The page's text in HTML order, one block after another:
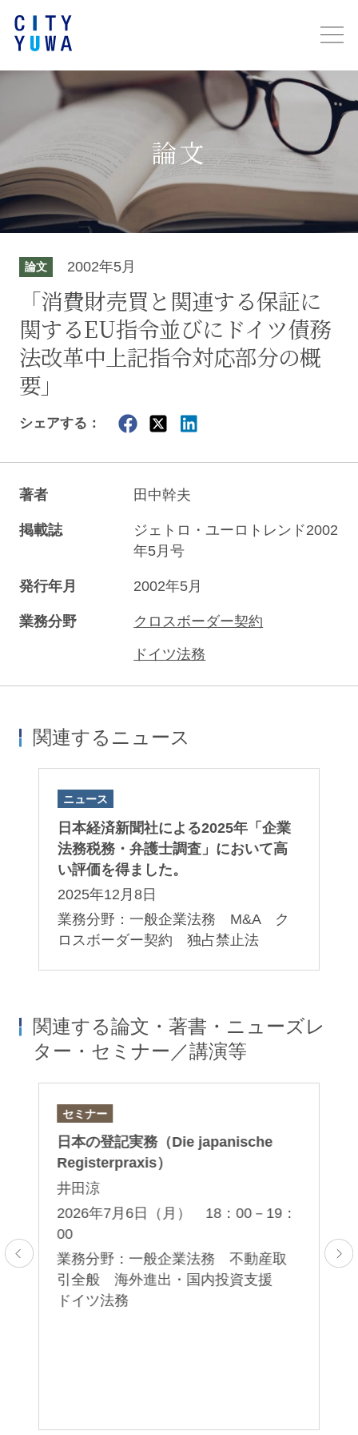
論文
論文 2002年5月
「消費財売買と関連する保証に
関するEU指令並びにドイツ債務
法改革中上記指令対応部分の概
要」
シェアする：
著者 田中幹夫
掲載誌
ジェトロ・ユーロトレンド2002
年5月号
発行年月 2002年5月
業務分野 クロスボーダー契約
ドイツ法務
関連するニュース
ニュース
日本経済新聞社による2025年「企業
法務税務・弁護士調査」において高
い評価を得ました。
2025年12月8日
業務分野：一般企業法務 M&A ク
ロスボーダー契約 独占禁止法
関連する論文・著書・ニューズレ
ター・セミナー／講演等
セミナー
日本の登記実務（Die japanische
Registerpraxis）
井田涼
2026年7月6日（月） 18：00－19：
00
業務分野：一般企業法務 不動産取
引全般 海外進出・国内投資支援
ドイツ法務
業